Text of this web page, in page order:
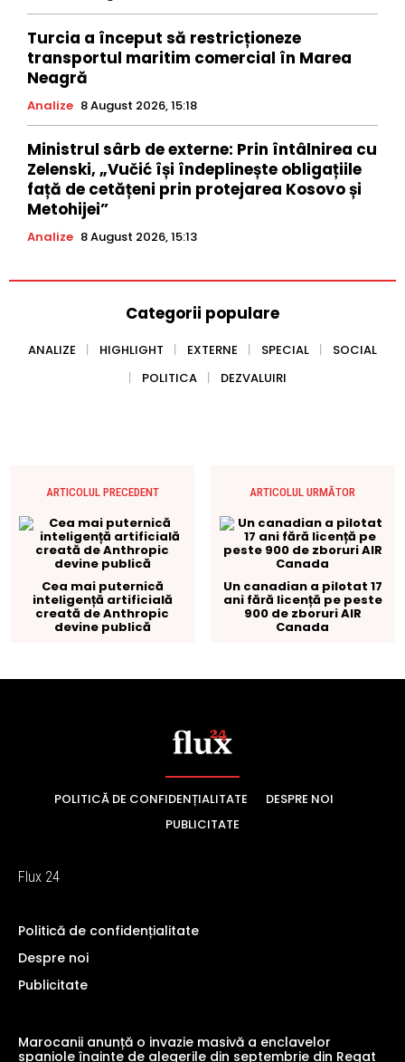
POLITICĂ DE CONFIDENȚIALITATE
DESPRE NOI
PUBLICITATE
Flux 24
Politică de confidențialitate
Despre noi
Publicitate
Marocanii anunță o invazie masivă a enclavelor
spaniole înainte de alegerile din septembrie din Regat